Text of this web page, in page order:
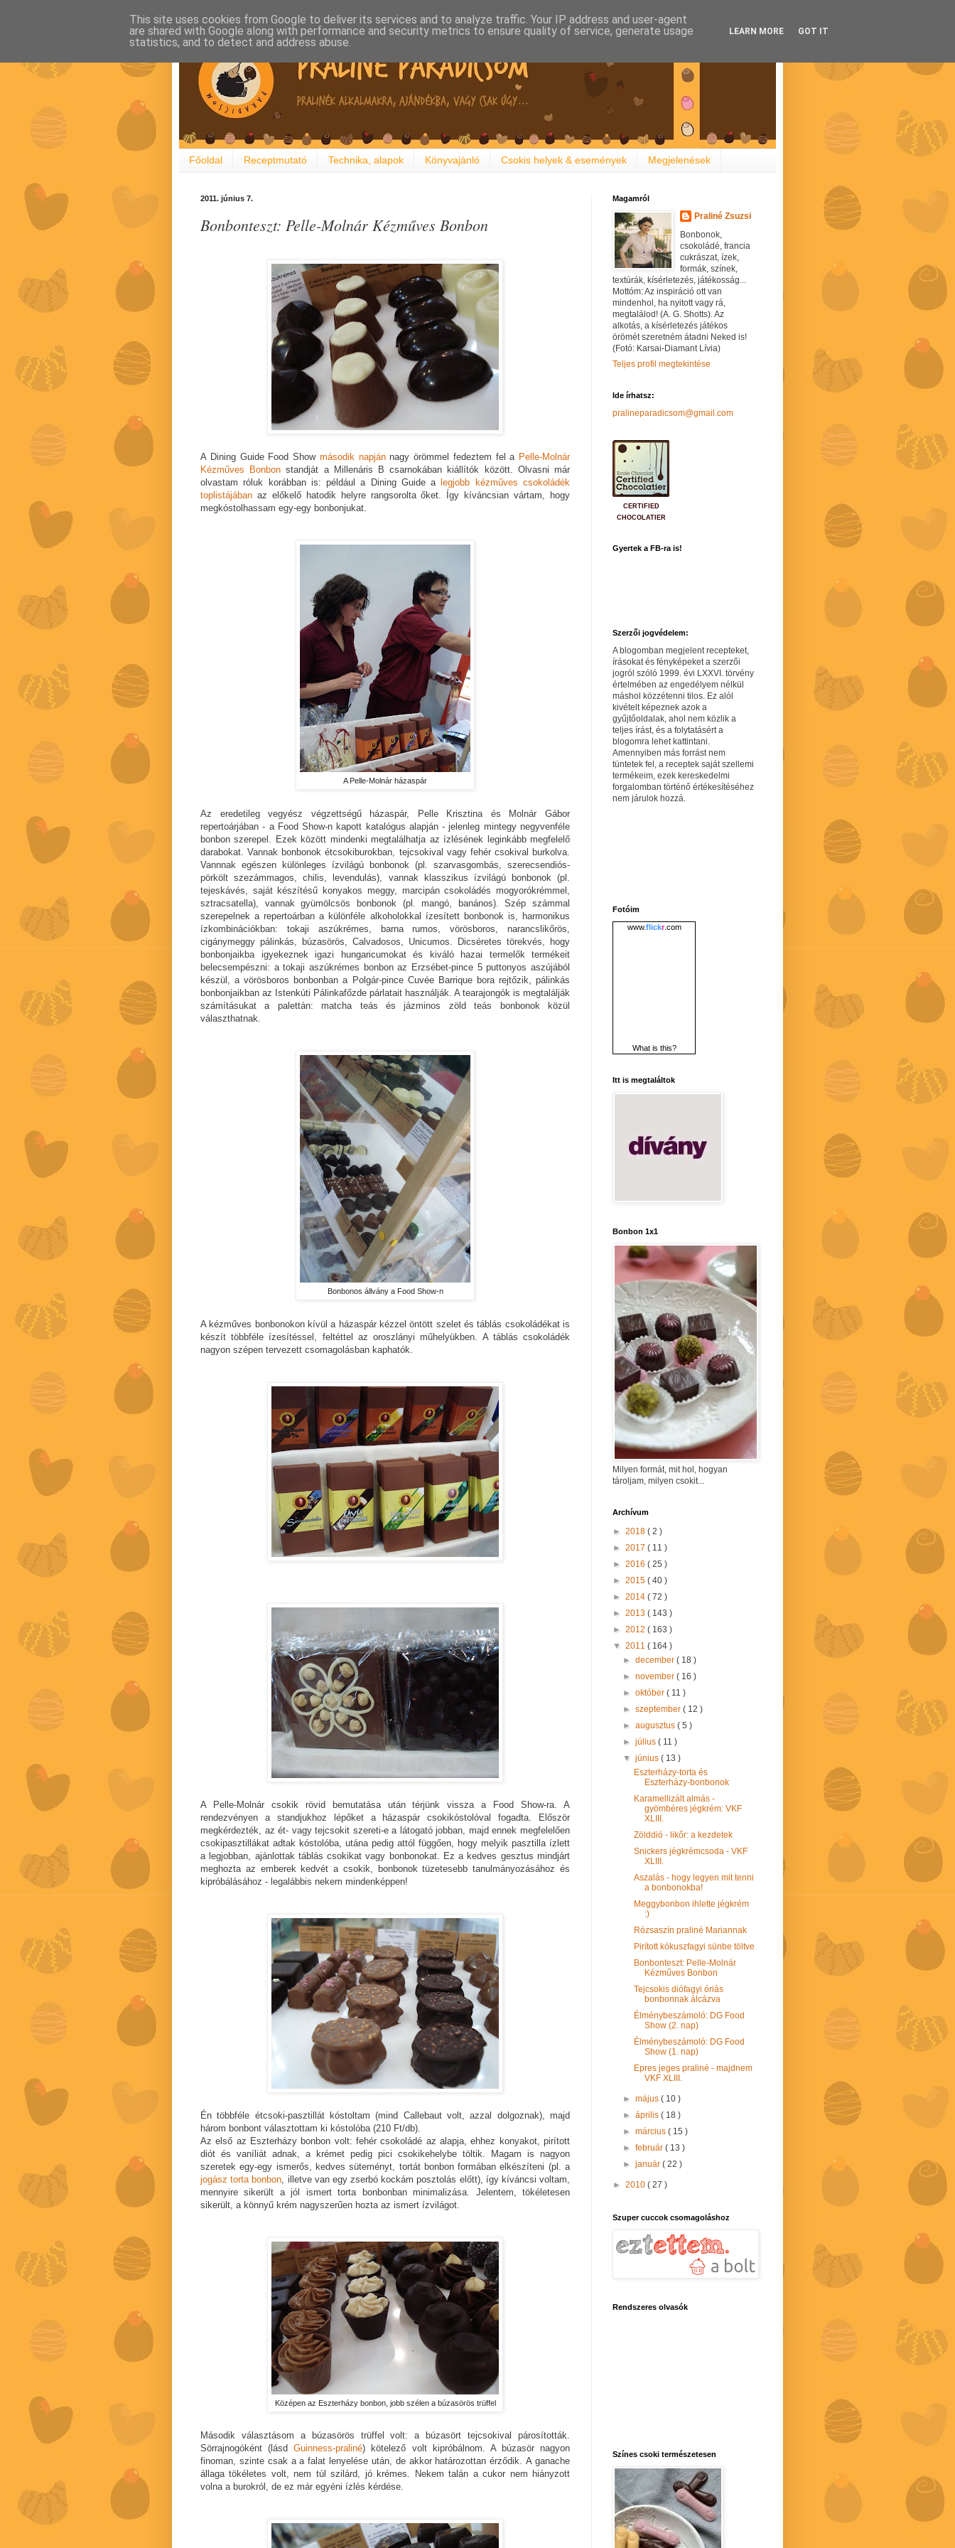
Főoldal Receptmutató Technika, alapok Könyvajánló Csokis helyek & események Megjelenések
2011. június 7.
Bonbonteszt: Pelle-Molnár Kézműves Bonbon
A Dining Guide Food Show második napjánnagy örömmel fedeztem fel a Pelle-Molnár
Kézműves Bonbon standját a Millenáris B csarnokában kiállítók között. Olvasni már
olvastam róluk korábban is: például a Dining Guide a legjobb kézműves csokoládék
toplistájában az előkelő hatodik helyre rangsorolta őket. Így kíváncsian vártam, hogy
megkóstolhassam egy-egy bonbonjukat.
A Pelle-Molnár házaspár
Az eredetileg vegyész végzettségű házaspár, Pelle Krisztina és Molnár Gábor
repertoárjában - a Food Show-n kapott katalógus alapján - jelenleg mintegy negyvenféle
bonbon szerepel. Ezek között mindenki megtalálhatja az ízlésének leginkább megfelelő
darabokat. Vannak bonbonok étcsokiburokban, tejcsokival vagy fehér csokival burkolva.
Vannnak egészen különleges ízvilágú bonbonok (pl. szarvasgombás, szerecsendiós-
pörkölt szezámmagos, chilis, levendulás), vannak klasszikus ízvilágú bonbonok (pl.
tejeskávés, saját készítésű konyakos meggy, marcipán csokoládés mogyorókrémmel,
sztracsatella), vannak gyümölcsös bonbonok (pl. mangó, banános). Szép számmal
szerepelnek a repertoárban a különféle alkoholokkal ízesített bonbonok is, harmonikus
ízkombinációkban: tokaji aszúkrémes, barna rumos, vörösboros, narancslikőrös,
cigánymeggy pálinkás, búzasörös, Calvadosos, Unicumos. Dicséretes törekvés, hogy
bonbonjaikba igyekeznek igazi hungaricumokat és kiváló hazai termelők termékeit
belecsempészni: a tokaji aszúkrémes bonbon az Erzsébet-pince 5 puttonyos aszújából
készül, a vörösboros bonbonban a Polgár-pince Cuvée Barrique bora rejtőzik, pálinkás
bonbonjaikban az Istenkúti Pálinkafőzde párlatait használják. A tearajongók is megtalálják
számításukat a palettán: matcha teás és jázminos zöld teás bonbonok közül
választhatnak.
Bonbonos állvány a Food Show-n
A kézműves bonbonokon kívül a házaspár kézzel öntött szelet és táblás csokoládékat is
készít többféle ízesítéssel, feltéttel az oroszlányi műhelyükben. A táblás csokoládék
nagyon szépen tervezett csomagolásban kaphatók.
A Pelle-Molnár csokik rövid bemutatása után térjünk vissza a Food Show-ra. A
rendezvényen a standjukhoz lépőket a házaspár csokikóstolóval fogadta. Először
megkérdezték, az ét- vagy tejcsokit szereti-e a látogató jobban, majd ennek megfelelően
csokipasztillákat adtak kóstolóba, utána pedig attól függően, hogy melyik pasztilla ízlett
a legjobban, ajánlottak táblás csokikat vagy bonbonokat. Ez a kedves gesztus mindjárt
meghozta az emberek kedvét a csokik, bonbonok tüzetesebb tanulmányozásához és
kipróbálásához - legalábbis nekem mindenképpen!
Én többféle étcsoki-pasztillát kóstoltam (mind Callebaut volt, azzal dolgoznak), majd
három bonbont választottam ki kóstolóba (210 Ft/db).
Az első az Eszterházy bonbon volt: fehér csokoládé az alapja, ehhez konyakot, pirított
diót és vaníliát adnak, a krémet pedig pici csokikehelybe töltik. Magam is nagyon
szeretek egy-egy ismerős, kedves süteményt, tortát bonbon formában elkészíteni (pl. a
jogász torta bonbon , illetve van egy zserbó kockám posztolás előtt), így kíváncsi voltam,
mennyire sikerült a jól ismert torta bonbonban minimalizása. Jelentem, tökéletesen
sikerült, a könnyű krém nagyszerűen hozta az ismert ízvilágot.
Középen az Eszterházy bonbon, jobb szélen a búzasörös trüffel
Második választásom a búzasörös trüffel volt: a búzasört tejcsokival párosították.
Sörrajnogóként (lásdGuinness-praliné) kötelező volt kipróbálnom. A búzasör nagyon
finoman, szinte csak a a falat lenyelése után, de akkor határozottan érződik. A ganache
állaga tökéletes volt, nem túl szilárd, jó krémes. Nekem talán a cukor nem hiányzott
volna a burokról, de ez már egyéni ízlés kérdése.
Magamról
Praliné Zsuzsi
Bonbonok,
csokoládé, francia
cukrászat, ízek,
formák, színek,
textúrák, kísérletezés, játékosság...
Mottóm: Az inspiráció ott van
mindenhol, ha nyitott vagy rá,
megtalálod! (A. G. Shotts). Az
alkotás, a kísérletezés játékos
örömét szeretném átadni Neked is!
(Fotó: Karsai-Diamant Lívia)
Teljes profil megtekintése
Ide írhatsz:
pralineparadicsom@gmail.com
CERTIFIED
CHOCOLATIER
Gyertek a FB-ra is!
Szerzői jogvédelem:
A blogomban megjelent recepteket,
írásokat és fényképeket a szerzői
jogról szóló 1999. évi LXXVI. törvény
értelmében az engedélyem nélkül
máshol közzétenni tilos. Ez alól
kivételt képeznek azok a
gyűjtőoldalak, ahol nem közlik a
teljes írást, és a folytatásért a
blogomra lehet kattintani.
Amennyiben más forrást nem
tüntetek fel, a receptek saját szellemi
termékeim, ezek kereskedelmi
forgalomban történő értékesítéséhez
nem járulok hozzá.
Fotóim
www.flickr.com
What is this?
Itt is megtaláltok
Bonbon 1x1
Milyen formát, mit hol, hogyan
tároljam, milyen csokit...
Archívum
► 2018 ( 2 )
► 2017 ( 11 )
► 2016 ( 25 )
► 2015 ( 40 )
► 2014 ( 72 )
► 2013 ( 143 )
► 2012 ( 163 )
▼ 2011 ( 164 )
►december( 18 )
►november( 16 )
►október( 11 )
►szeptember( 12 )
►augusztus( 5 )
►július( 11 )
▼június( 13 )
Eszterházy-torta és
Eszterházy-bonbonok
Karamellizált almás -
gyömbéres jégkrém: VKF
XLIII.
Zölddió - likőr: a kezdetek
Snickers jégkrémcsoda - VKF
XLIII.
Aszalás - hogy legyen mit tenni
a bonbonokba!
Meggybonbon ihlette jégkrém
:)
Rózsaszín praliné Mariannak
Pirított kókuszfagyi sünbe töltve
Bonbonteszt: Pelle-Molnár
Kézműves Bonbon
Tejcsokis diófagyi óriás
bonbonnak álcázva
Élménybeszámoló: DG Food
Show (2. nap)
Élménybeszámoló: DG Food
Show (1. nap)
Epres jeges praliné - majdnem
VKF XLIII.
►május( 10 )
►április( 18 )
►március( 15 )
►február( 13 )
►január( 22 )
► 2010 ( 27 )
Szuper cuccok csomagoláshoz
Rendszeres olvasók
Színes csoki természetesen
This site uses cookies from Google to deliver its services and to analyze traffic. Your IP address and user-agent
are shared with Google along with performance and security metrics to ensure quality of service, generate usage
statistics, and to detect and address abuse.
LEARN MORE GOT IT